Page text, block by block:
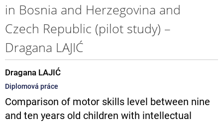
in Bosnia and Herzegovina and
Czech Republic (pilot study) –
Dragana LAJIĆ
Dragana LAJIĆ
Diplomová práce
Comparison of motor skills level between nine
and ten years old children with intellectual